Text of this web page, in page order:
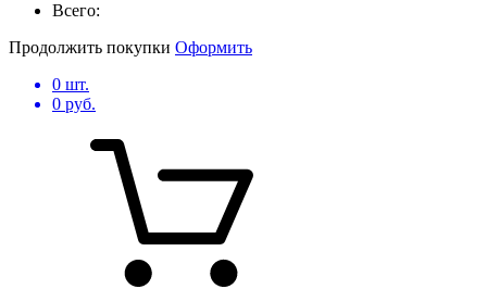
Всего:
Продолжить покупки Оформить
0 шт.
0 руб.